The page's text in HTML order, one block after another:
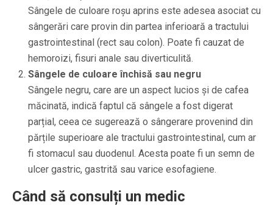
Sângele de culoare roșu aprins este adesea asociat cu
sângerări care provin din partea inferioară a tractului
gastrointestinal (rect sau colon). Poate fi cauzat de
hemoroizi, fisuri anale sau diverticulită.
Sângele de culoare închisă sau negru
Sângele negru, care are un aspect lucios și de cafea
măcinată, indică faptul că sângele a fost digerat
parțial, ceea ce sugerează o sângerare provenind din
părțile superioare ale tractului gastrointestinal, cum ar
fi stomacul sau duodenul. Acesta poate fi un semn de
ulcer gastric, gastrită sau varice esofagiene.
Când să consulți un medic